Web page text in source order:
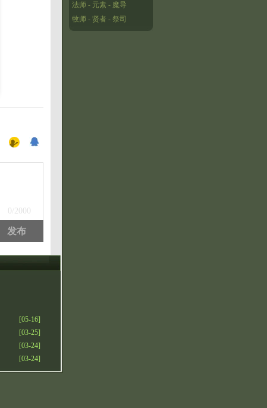
0 /2000
发布
[05-16]
[03-25]
[03-24]
[03-24]
法师- 元素- 魔导
牧师- 贤者- 祭司